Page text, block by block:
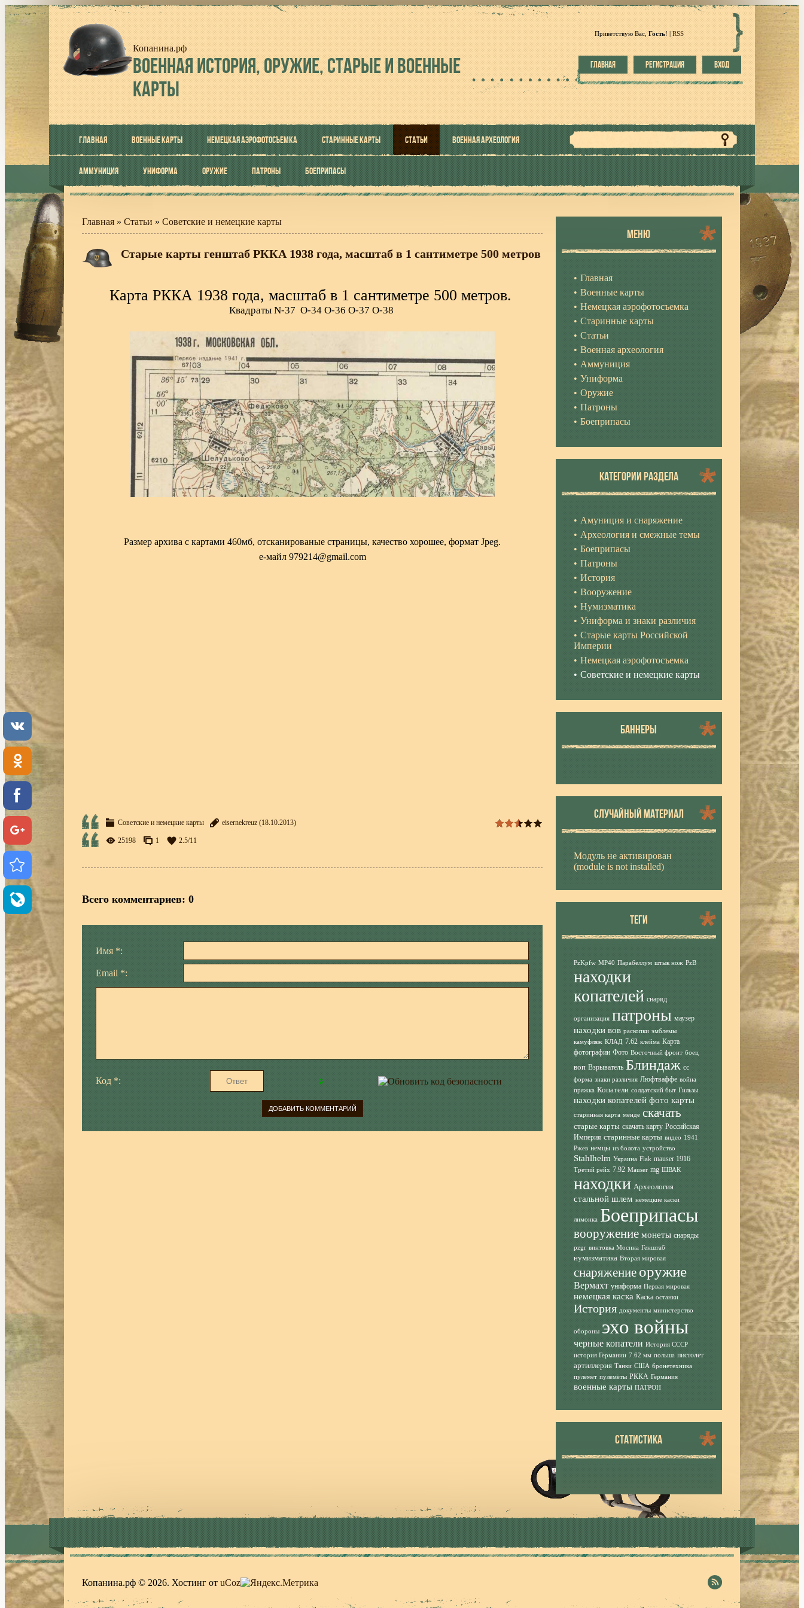
Копанина.рф
ВОЕННАЯИСТОРИЯ, ОРУЖИЕ, СТАРЫЕ И ВОЕННЫЕ
КАРТЫ
Приветствую Вас, Гость! RSS
ГЛАВНАЯ РЕГИСТРАЦИЯ ВХОД
ГЛАВНАЯ ВОЕННЫЕ КАРТЫ НЕМЕЦКАЯ АЭРОФОТОСЪЕМКА СТАРИННЫЕ КАРТЫ СТАТЬИ ВОЕННАЯ АРХЕОЛОГИЯ
АММУНИЦИЯ УНИФОРМА ОРУЖИЕ ПАТРОНЫ БОЕПРИПАСЫ
Главная » Статьи » Советские и немецкие карты
Старые карты генштаб РККА 1938 года, масштаб в 1 сантиметре 500 метров
Карта РККА 1938 года, масштаб в 1 сантиметре 500 метров.
Квадраты N-37 О-34 О-36 О-37 О-38
Размер архива с картами 460мб, отсканированые страницы, качество хорошее, формат Jpeg.
е-майл 979214@gmail.com
Советские и немецкие карты eisernekreuz (18.10.2013)
25198 1 2.5/11
Всего комментариев: 0
Имя *:
Email *:
Код *:
МЕНЮ
Главная
Военные карты
Немецкая аэрофотосъемка
Старинные карты
Статьи
Военная археология
Аммуниция
Униформа
Оружие
Патроны
Боеприпасы
КАТЕГОРИИ РАЗДЕЛА
Амуниция и снаряжение
Археология и смежные темы
Боеприпасы
Патроны
История
Вооружение
Нумизматика
Униформа и знаки различия
Старые карты Российской
Империи
Немецкая аэрофотосъемка
Советские и немецкие карты
БАННЕРЫ
СЛУЧАЙНЫЙ МАТЕРИАЛ
Модуль не активирован
(module is not installed)
ТЕГИ
PzKpfw MP40 Парабеллум штык нож PzB
находки
копателей снаряд
организация патроны маузер
находки вов раскопки эмблемы
камуфляж КЛАД 7.62 клейма Карта
фотографии Фото Восточный фронт боец
воп Взрыватель Блиндаж сс
форма знаки различия Люфтваффе война
пряжка Копатели солдатский быт Гильзы
находки копателей фото карты
старинная карта менде скачать
старые карты скачать карту Российская
Империя старинные карты видео 1941
Ржев немцы из болота устройство
Stahlhelm Украина Flak mauser 1916
Третий рейх 7.92 Mauser mg ШВАК
находки Археология
стальной шлем немецкие каски
лимонка Боеприпасы
вооружение монеты снаряды
pzgr винтовка Мосина Генштаб
нумизматика Вторая мировая
снаряжение оружие
Вермахт униформа Первая мировая
немецкая каска Каска останки
История документы министерство
обороны эхо войны
черные копатели История СССР
история Германии 7.62 мм польша пистолет
артиллерия Танки США бронетехника
пулемет пулемёты РККА Германия
военные карты ПАТРОН
СТАТИСТИКА
Копанина.рф © 2026. Хостинг от uCoz